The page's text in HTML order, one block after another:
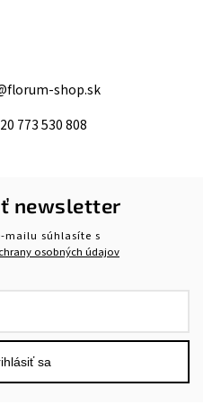
florum-shop.sk
773 530 808
newsletter
mailu súhlasíte s
osobných údajov
sa